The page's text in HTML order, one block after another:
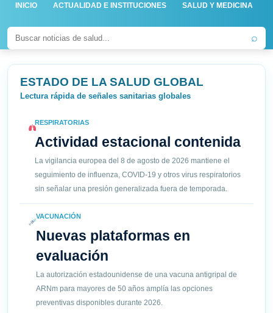
INICIO ACTUALIDAD E INSTITUCIONES SALUD Y MEDICINA
⌕
ESTADO DE LA SALUD GLOBAL
Lectura rápida de señales sanitarias globales
RESPIRATORIAS
Actividad estacional contenida
La vigilancia europea del 8 de agosto de 2026 mantiene el
seguimiento de influenza, COVID-19 y otros virus respiratorios
sin señalar una presión generalizada fuera de temporada.
VACUNACIÓN
Nuevas plataformas en
evaluación
La autorización estadounidense de una vacuna antigripal de
ARNm para mayores de 50 años amplía las opciones
preventivas disponibles durante 2026.